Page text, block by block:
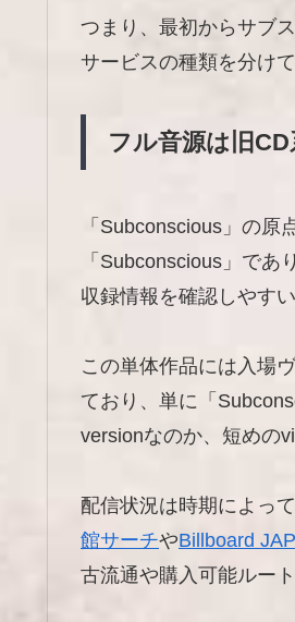
つまり、最初からサブ
サービスの種類を分け
フル音源は旧
「Subconscious」の
「Subconscious」で
収録情報を確認しやす
この単体作品には入場
ており、単に「
versionなのか、短めの
配信状況は時期によっ
館サーチやBillboard
古流通や購入可能ルー